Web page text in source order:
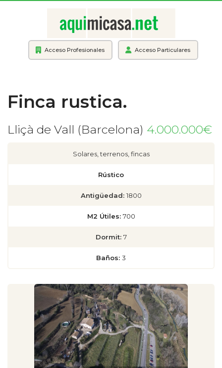
Acceso Profesionales Acceso Particulares
Finca rustica.
Lliçà de Vall (Barcelona) 4.000.000€
Solares, terrenos, fincas
Rústico
Antigüedad: 1800
M2 Útiles: 700
Dormit: 7
Baños: 3